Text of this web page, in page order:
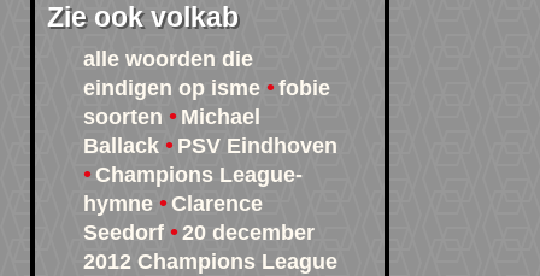
Zie ook volkab
alle woorden die
eindigen op isme
fobie
soorten
Michael
Ballack
PSV Eindhoven
Champions League-
hymne
Clarence
Seedorf
20 december
2012 Champions League